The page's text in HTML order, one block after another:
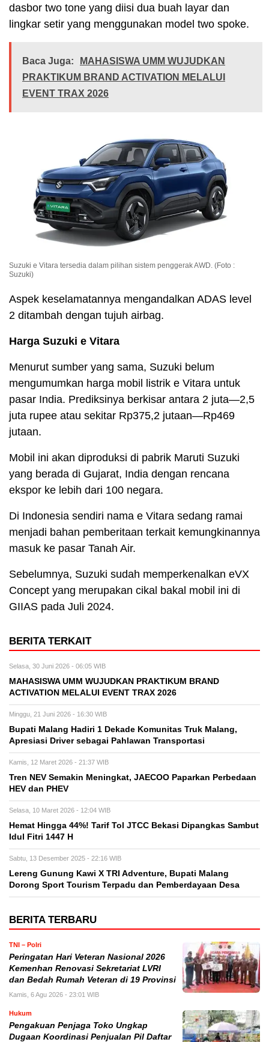
dasbor two tone yang diisi dua buah layar dan
lingkar setir yang menggunakan model two spoke.
Baca Juga:
MAHASISWA UMM WUJUDKAN
PRAKTIKUM BRAND ACTIVATION MELALUI
EVENT TRAX 2026
Suzuki e Vitara tersedia dalam pilihan sistem penggerak AWD. (Foto :
Suzuki)
Aspek keselamatannya mengandalkan ADAS level
2 ditambah dengan tujuh airbag.
Harga Suzuki e Vitara
Menurut sumber yang sama, Suzuki belum
mengumumkan harga mobil listrik e Vitara untuk
pasar India. Prediksinya berkisar antara 2 juta—2,5
juta rupee atau sekitar Rp375,2 jutaan—Rp469
jutaan.
Mobil ini akan diproduksi di pabrik Maruti Suzuki
yang berada di Gujarat, India dengan rencana
ekspor ke lebih dari 100 negara.
Di Indonesia sendiri nama e Vitara sedang ramai
menjadi bahan pemberitaan terkait kemungkinannya
masuk ke pasar Tanah Air.
Sebelumnya, Suzuki sudah memperkenalkan eVX
Concept yang merupakan cikal bakal mobil ini di
GIIAS pada Juli 2024.
BERITA TERKAIT
Selasa, 30 Juni 2026 - 06:05 WIB
MAHASISWA UMM WUJUDKAN PRAKTIKUM BRAND
ACTIVATION MELALUI EVENT TRAX 2026
Minggu, 21 Juni 2026 - 16:30 WIB
Bupati Malang Hadiri 1 Dekade Komunitas Truk Malang,
Apresiasi Driver sebagai Pahlawan Transportasi
Kamis, 12 Maret 2026 - 21:37 WIB
Tren NEV Semakin Meningkat, JAECOO Paparkan Perbedaan
HEV dan PHEV
Selasa, 10 Maret 2026 - 12:04 WIB
Hemat Hingga 44%! Tarif Tol JTCC Bekasi Dipangkas Sambut
Idul Fitri 1447 H
Sabtu, 13 Desember 2025 - 22:16 WIB
Lereng Gunung Kawi X TRI Adventure, Bupati Malang
Dorong Sport Tourism Terpadu dan Pemberdayaan Desa
BERITA TERBARU
TNI – Polri
Peringatan Hari Veteran Nasional 2026
Kemenhan Renovasi Sekretariat LVRI
dan Bedah Rumah Veteran di 19 Provinsi
Kamis, 6 Agu 2026 - 23:01 WIB
Hukum
Pengakuan Penjaga Toko Ungkap
Dugaan Koordinasi Penjualan Pil Daftar